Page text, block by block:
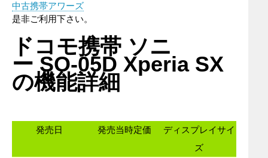
中古携帯アワーズ
是非ご利用下さい。
ドコモ携帯 ソニ
ー SO-05D Xperia SX
の機能詳細
発売日 発売当時定価
ディスプレイサイ
ズ